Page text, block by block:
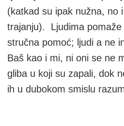
(katkad su ipak nužna, no
trajanju). Ljudima pomaže
stručna pomoć; ljudi a ne
Baš kao i mi, ni oni se ne
gliba u koji su zapali, dok
ih u dubokom smislu